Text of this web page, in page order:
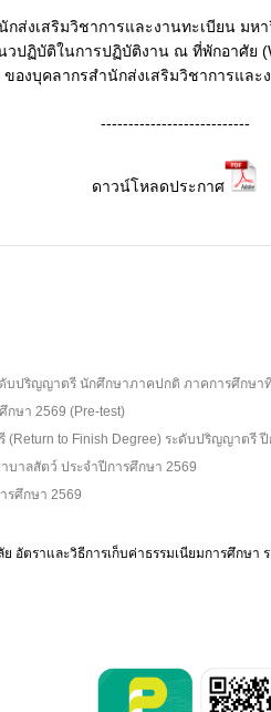
กส่งเสริมวิชาการและงานทะเบียน มห
วปฏิบัติในการปฏิบัติงาน ณ ที่พักอาศัย
ของบุคลากรสำนักส่งเสริมวิชาการและ
---------------------------
ดาวน์โหลดประกาศ
ดับปริญญาตรี นักศึกษาภาคปกติ ภาคการศึกษา
ษา 2569 (Pre-test)
to Finish Degree) ระดับปริญญาตรี
าลสัตว์ ประจำปีการศึกษา 2569
รศึกษา 2569
ย อัตราและวิธีการเก็บค่าธรรมเนียมการศึกษ